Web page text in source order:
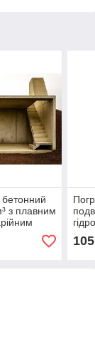
бетонний
з плавним